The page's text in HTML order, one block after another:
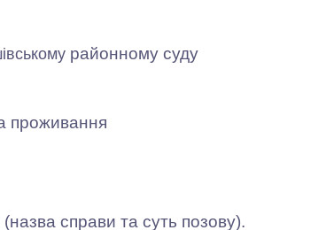
районному суду
справи та суть позову).